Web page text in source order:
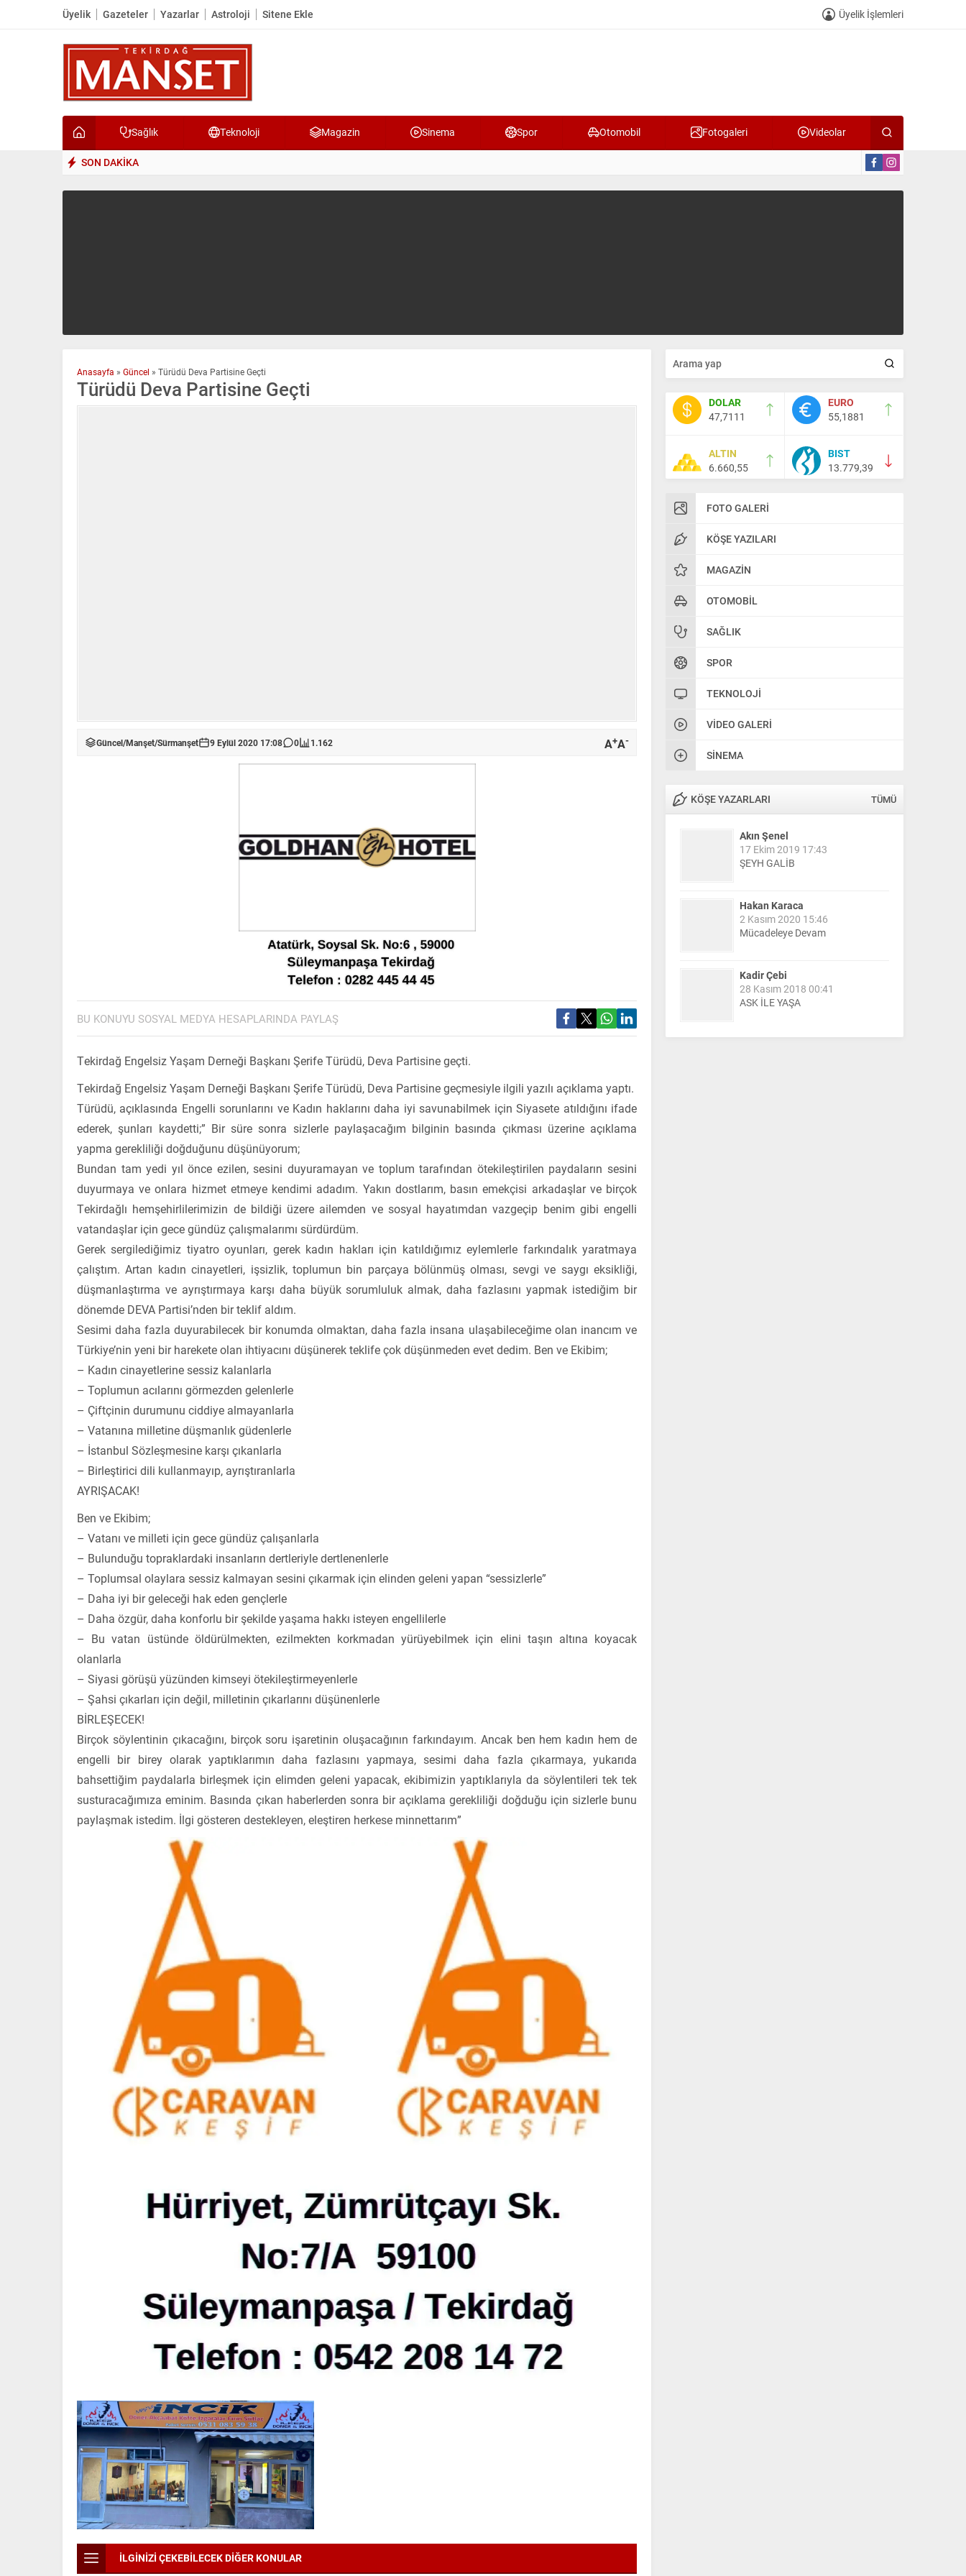
Üyelik Gazeteler Yazarlar Astroloji Sitene Ekle Üyelik İşlemleri
Sağlık Teknoloji Magazin Sinema Spor Otomobil Fotogaleri Videolar
SON DAKİKA
DOLAR
47,7111
EURO
55,1881
ALTIN
6.660,55
BIST
13.779,39
FOTO GALERI
KÖŞE YAZILARI
MAGAZIN
OTOMOBIL
SAĞLIK
SPOR
TEKNOLOJI
VIDEO GALERI
SINEMA
KÖŞE YAZARLARI TÜMÜ
Akın Şenel
17 Ekim 2019 17:43
ŞEYH GALİB
Hakan Karaca
2 Kasım 2020 15:46
Mücadeleye Devam
Kadir Çebi
28 Kasım 2018 00:41
ASK İLE YAŞA
Anasayfa » Güncel » Türüdü Deva Partisine Geçti
Türüdü Deva Partisine Geçti
Güncel/Manşet/Sürmanşet 9 Eylül 2020 17:08 0 1.162 A+A-
BU KONUYU SOSYAL MEDYA HESAPLARINDA PAYLAŞ
Tekirdağ Engelsiz Yaşam Derneği Başkanı Şerife Türüdü, Deva Partisine geçti.
Tekirdağ Engelsiz Yaşam Derneği Başkanı Şerife Türüdü, Deva Partisine geçmesiyle ilgili yazılı açıklama yaptı.
Türüdü, açıklasında Engelli sorunlarını ve Kadın haklarını daha iyi savunabilmek için Siyasete atıldığını ifade
ederek, şunları kaydetti;” Bir süre sonra sizlerle paylaşacağım bilginin basında çıkması üzerine açıklama
yapma gerekliliği doğduğunu düşünüyorum;
Bundan tam yedi yıl önce ezilen, sesini duyuramayan ve toplum tarafından ötekileştirilen paydaların sesini
duyurmaya ve onlara hizmet etmeye kendimi adadım. Yakın dostlarım, basın emekçisi arkadaşlar ve birçok
Tekirdağlı hemşehirlilerimizin de bildiği üzere ailemden ve sosyal hayatımdan vazgeçip benim gibi engelli
vatandaşlar için gece gündüz çalışmalarımı sürdürdüm.
Gerek sergilediğimiz tiyatro oyunları, gerek kadın hakları için katıldığımız eylemlerle farkındalık yaratmaya
çalıştım. Artan kadın cinayetleri, işsizlik, toplumun bin parçaya bölünmüş olması, sevgi ve saygı eksikliği,
düşmanlaştırma ve ayrıştırmaya karşı daha büyük sorumluluk almak, daha fazlasını yapmak istediğim bir
dönemde DEVA Partisi’nden bir teklif aldım.
Sesimi daha fazla duyurabilecek bir konumda olmaktan, daha fazla insana ulaşabileceğime olan inancım ve
Türkiye’nin yeni bir harekete olan ihtiyacını düşünerek teklife çok düşünmeden evet dedim. Ben ve Ekibim;
– Kadın cinayetlerine sessiz kalanlarla
– Toplumun acılarını görmezden gelenlerle
– Çiftçinin durumunu ciddiye almayanlarla
– Vatanına milletine düşmanlık güdenlerle
– İstanbul Sözleşmesine karşı çıkanlarla
– Birleştirici dili kullanmayıp, ayrıştıranlarla
AYRIŞACAK!
Ben ve Ekibim;
– Vatanı ve milleti için gece gündüz çalışanlarla
– Bulunduğu topraklardaki insanların dertleriyle dertlenenlerle
– Toplumsal olaylara sessiz kalmayan sesini çıkarmak için elinden geleni yapan “sessizlerle”
– Daha iyi bir geleceği hak eden gençlerle
– Daha özgür, daha konforlu bir şekilde yaşama hakkı isteyen engellilerle
– Bu vatan üstünde öldürülmekten, ezilmekten korkmadan yürüyebilmek için elini taşın altına koyacak
olanlarla
– Siyasi görüşü yüzünden kimseyi ötekileştirmeyenlerle
– Şahsi çıkarları için değil, milletinin çıkarlarını düşünenlerle
BİRLEŞECEK!
Birçok söylentinin çıkacağını, birçok soru işaretinin oluşacağının farkındayım. Ancak ben hem kadın hem de
engelli bir birey olarak yaptıklarımın daha fazlasını yapmaya, sesimi daha fazla çıkarmaya, yukarıda
bahsettiğim paydalarla birleşmek için elimden geleni yapacak, ekibimizin yaptıklarıyla da söylentileri tek tek
susturacağımıza eminim. Basında çıkan haberlerden sonra bir açıklama gerekliliği doğduğu için sizlerle bunu
paylaşmak istedim. İlgi gösteren destekleyen, eleştiren herkese minnettarım”
İLGİNİZİ ÇEKEBİLECEK DİĞER KONULAR